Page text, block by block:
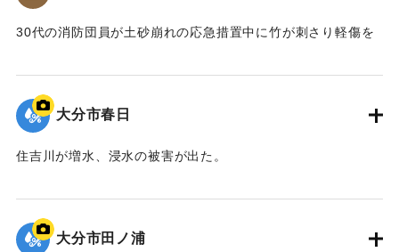
30代の消防団員が土砂崩れの応急措置中に竹が刺さり軽傷を
｜固有コード:
大分市春日
住吉川が増水、浸水の被害が出た。
｜固有コード:00857022
大分市田ノ浦